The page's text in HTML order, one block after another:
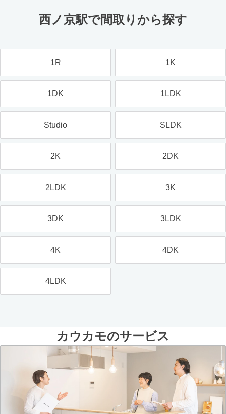
西ノ京駅で間取りから探す
1R 1K
1DK 1LDK
Studio SLDK
2K 2DK
2LDK 3K
3DK 3LDK
4K 4DK
4LDK
カウカモのサービス